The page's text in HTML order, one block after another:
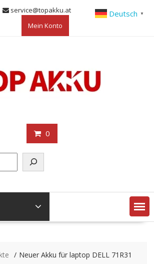
service@topakku.at
Mein Konto
0
Neuer Akku für laptop DELL 71R31
Deutsch ▼